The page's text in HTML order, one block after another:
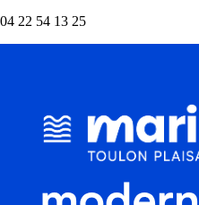
04 22 54 13 25